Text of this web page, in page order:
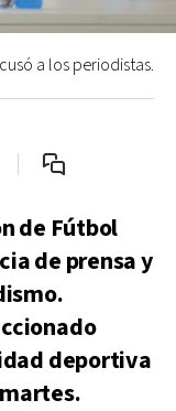
a los periodistas.
de Fútbol
de prensa y
deportiva